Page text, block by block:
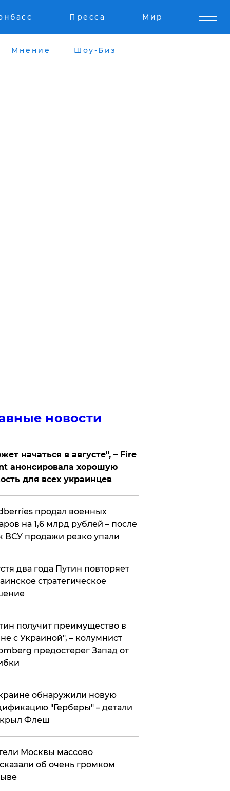
Пресса Мир
Мнение Шоу-Биз
новости
начаться в августе", – Fire
анонсировала хорошую
для всех украинцев
продал военных
на 1,6 млрд рублей – после
ВСУ продажи резко упали
два года Путин повторяет
стратегическое
получит преимущество в
с Украиной", – колумнист
предостерег Запад от
обнаружили новую
"Герберы" – детали
Флеш
Москвы массово
об очень громком